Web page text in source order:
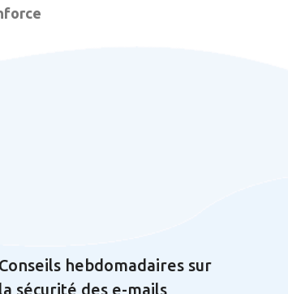
Conseils hebdomadaires sur
la sécurité des e-mails